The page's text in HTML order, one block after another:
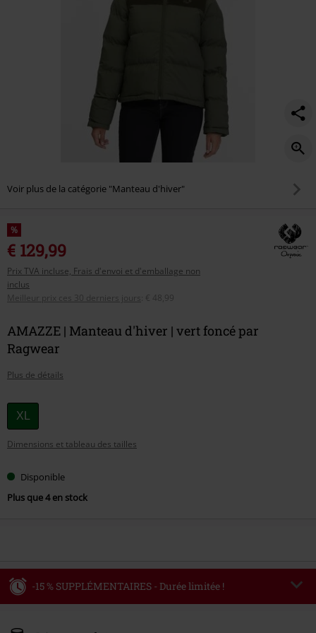
Voir plus de la catégorie "Manteau d'hiver"
%
€ 129,99
Prix TVA incluse, Frais d'envoi et d'emballage non
inclus
Meilleur prix ces 30 derniers jours
€ 48,99
AMAZZE | Manteau d'hiver | vert foncé par
Ragwear
Plus de détails
Choisissez
votre
taille
XL
Dimensions et tableau des tailles
Disponible
Plus que 4 en stock
-15 % SUPPLÉMENTAIRES - Durée limitée !